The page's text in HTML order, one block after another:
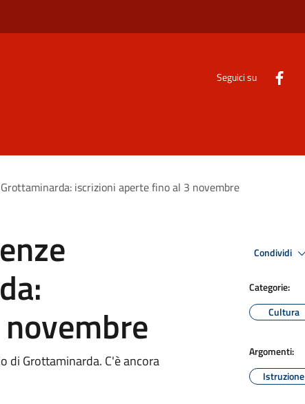
Seguici su
iscrizioni aperte fino al 3 novembre
di Grottaminarda. C'è ancora
Condividi
Categorie:
Cultura
Argomenti:
Istruzione